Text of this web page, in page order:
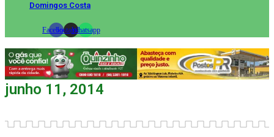
Domingos Costa
FacebookInstagramWhatsapp
junho 11, 2014